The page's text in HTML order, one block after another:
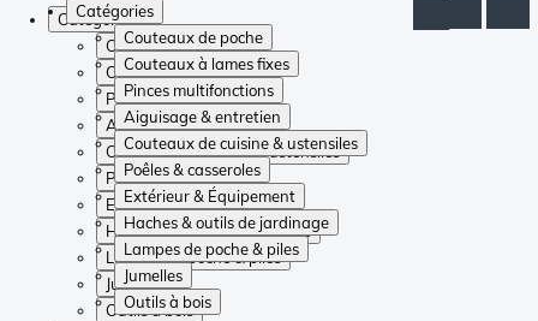
Catégories
Couteaux de poche
Couteaux à lames fixes
Pinces multifonctions
Aiguisage & entretien
Couteaux de cuisine & ustensiles
Poêles & casseroles
Extérieur & Équipement
Haches & outils de jardinage
Lampes de poche & piles
Jumelles
Outils à bois
Catégories
Couteaux de poche
Couteaux à lames fixes
Pinces multifonctions
Aiguisage & entretien
Couteaux de cuisine & ustensiles
Poêles & casseroles
Extérieur & Équipement
Haches & outils de jardinage
Lampes de poche & piles
Jumelles
Outils à bois